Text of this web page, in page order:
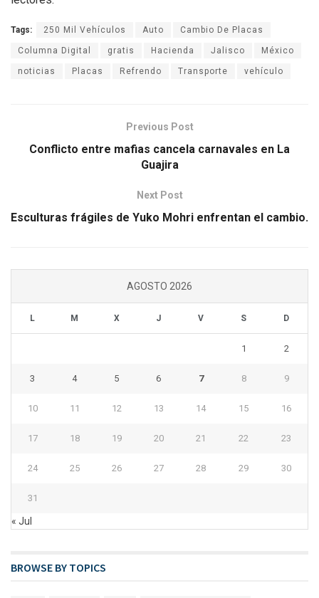
Tags: 250 Mil Vehículos Auto Cambio De Placas
Columna Digital gratis Hacienda Jalisco México
noticias Placas Refrendo Transporte vehículo
Previous Post
Conflicto entre mafias cancela carnavales en La
Guajira
Next Post
Esculturas frágiles de Yuko Mohri enfrentan el cambio.
AGOSTO 2026
L M X J V S D
1 2
3 4 5 6 7 8 9
10 11 12 13 14 15 16
17 18 19 20 21 22 23
24 25 26 27 28 29 30
31
« Jul
BROWSE BY TOPICS